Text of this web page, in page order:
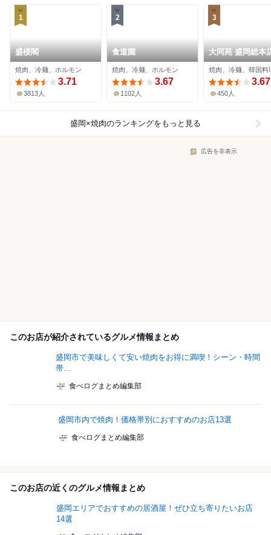
1
盛楼閣
焼肉、冷麺、ホルモン
3.71
3813人
2
食道園
焼肉、冷麺、ホルモン
3.67
1102人
3
大同苑 盛岡総本
焼肉、冷麺、韓国料
3.67
450人
盛岡×焼肉のランキングをもっと見る
広告を非表示
このお店が紹介されているグルメ情報まとめ
盛岡市で美味しくて安い焼肉をお得に満喫！シーン・時間
帯...
食べログまとめ編集部
盛岡市内で焼肉！価格帯別におすすめのお店13選
食べログまとめ編集部
このお店の近くのグルメ情報まとめ
盛岡エリアでおすすめの居酒屋！ぜひ立ち寄りたいお店
14選